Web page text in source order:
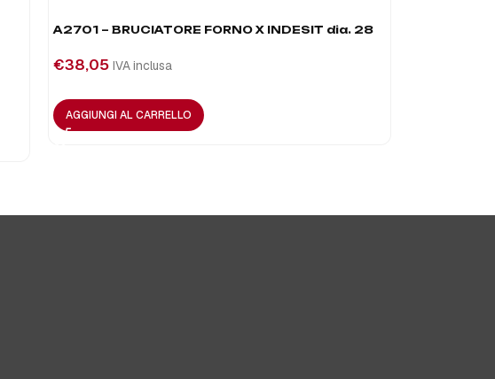
A2701 – BRUCIATORE FORNO X INDESIT dia. 28
€38,05 IVA inclusa
AGGIUNGI AL CARRELLO